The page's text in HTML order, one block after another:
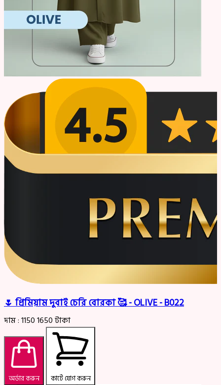
🌷 প্রিমিয়াম দুবাই চেরি বোরকা 🥰 - OLIVE - B022
দাম :11501650টাকা
অর্ডার করুন কার্টে যোগ করুন